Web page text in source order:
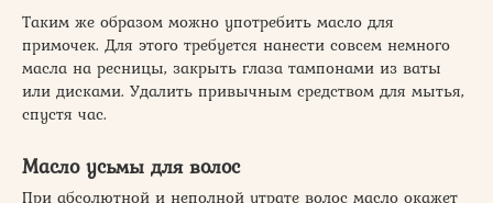
Таким же образом можно употребить масло для
примочек. Для этого требуется нанести совсем немного
масла на ресницы, закрыть глаза тампонами из ваты
или дисками. Удалить привычным средством для мытья,
спустя час.
Масло усьмы для волос
При абсолютной и неполной утрате волос масло окажет